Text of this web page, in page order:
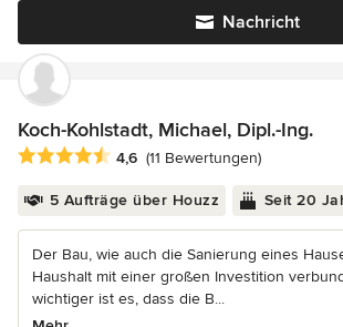
Nachricht
Koch-Kohlstadt, Michael, Dipl.-Ing.
Durchschnittliche Bewertung: 4.6 von 5
4,6 (11 Bewertungen)
5 Aufträge über Houzz Seit 20
Der Bau, wie auch die Sanierung eines
Haushalt mit einer großen Investition
wichtiger ist es, dass die B...